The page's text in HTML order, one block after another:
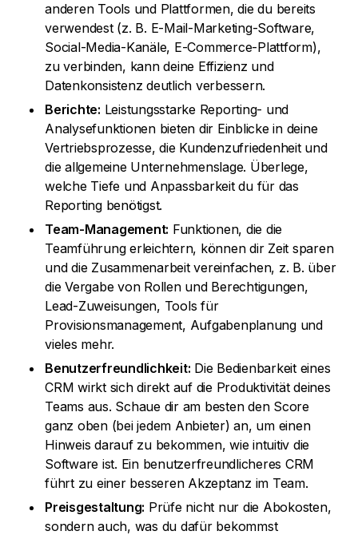
anderen Tools und Plattformen, die du bereits
verwendest (z. B. E-Mail-Marketing-Software,
Social-Media-Kanäle, E-Commerce-Plattform),
zu verbinden, kann deine Effizienz und
Datenkonsistenz deutlich verbessern.
Berichte: Leistungsstarke Reporting- und
Analysefunktionen bieten dir Einblicke in deine
Vertriebsprozesse, die Kundenzufriedenheit und
die allgemeine Unternehmenslage. Überlege,
welche Tiefe und Anpassbarkeit du für das
Reporting benötigst.
Team-Management: Funktionen, die die
Teamführung erleichtern, können dir Zeit sparen
und die Zusammenarbeit vereinfachen, z. B. über
die Vergabe von Rollen und Berechtigungen,
Lead-Zuweisungen, Tools für
Provisionsmanagement, Aufgabenplanung und
vieles mehr.
Benutzerfreundlichkeit: Die Bedienbarkeit eines
CRM wirkt sich direkt auf die Produktivität deines
Teams aus. Schaue dir am besten den Score
ganz oben (bei jedem Anbieter) an, um einen
Hinweis darauf zu bekommen, wie intuitiv die
Software ist. Ein benutzerfreundlicheres CRM
führt zu einer besseren Akzeptanz im Team.
Preisgestaltung: Prüfe nicht nur die Abokosten,
sondern auch, was du dafür bekommst